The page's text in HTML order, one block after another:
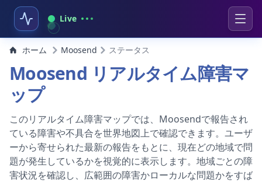
Live
ホーム Moosend ステータス
Moosend リアルタイム障害マ
ップ
このリアルタイム障害マップでは、Moosendで報告され
ている障害や不具合を世界地図上で確認できます。ユーザ
ーから寄せられた最新の報告をもとに、現在どの地域で問
題が発生しているかを視覚的に表示します。地域ごとの障
害状況を確認し、広範囲の障害かローカルな問題かをすば